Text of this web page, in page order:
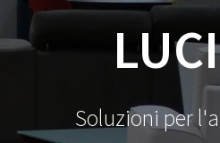
Soluzioni per